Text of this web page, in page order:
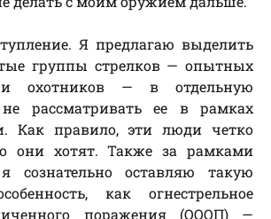
Я предлагаю выделить
группы стрелков — опытных
и охотников — в отдельную
рассматривать ее в рамках
Как правило, эти люди четко
они хотят. Также за рамками
сознательно оставляю такую
как огнестрельное
поражения (ОООП) —